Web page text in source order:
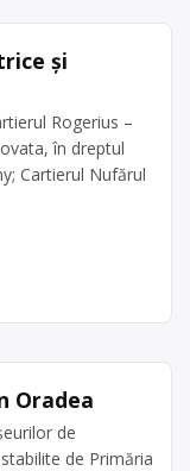
şi
Rogerius –
în dreptul
Cartierul Nufărul
Oradea
de
de Primăria